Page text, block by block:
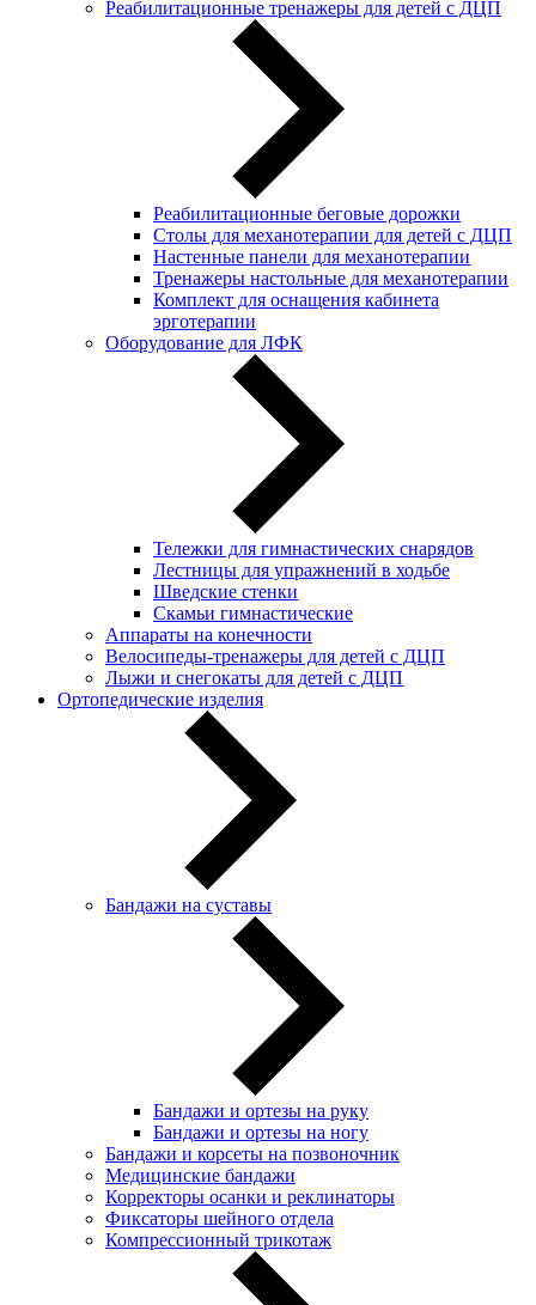
Реабилитационные тренажеры для детей с ДЦП
Реабилитационные беговые дорожки
Столы для механотерапии для детей с ДЦП
Настенные панели для механотерапии
Тренажеры настольные для механотерапии
Комплект для оснащения кабинета
эрготерапии
Оборудование для ЛФК
Тележки для гимнастических снарядов
Лестницы для упражнений в ходьбе
Шведские стенки
Скамьи гимнастические
Аппараты на конечности
Велосипеды-тренажеры для детей с ДЦП
Лыжи и снегокаты для детей с ДЦП
Ортопедические изделия
Бандажи на суставы
Бандажи и ортезы на руку
Бандажи и ортезы на ногу
Бандажи и корсеты на позвоночник
Медицинские бандажи
Корректоры осанки и реклинаторы
Фиксаторы шейного отдела
Компрессионный трикотаж